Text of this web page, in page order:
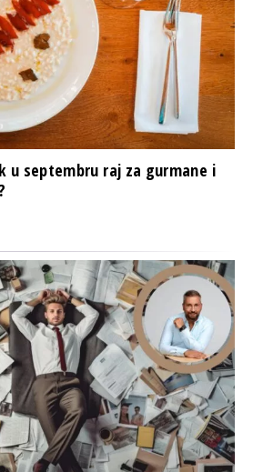
u septembru raj za gurmane i